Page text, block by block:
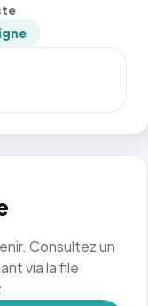
Consultez un
via la file